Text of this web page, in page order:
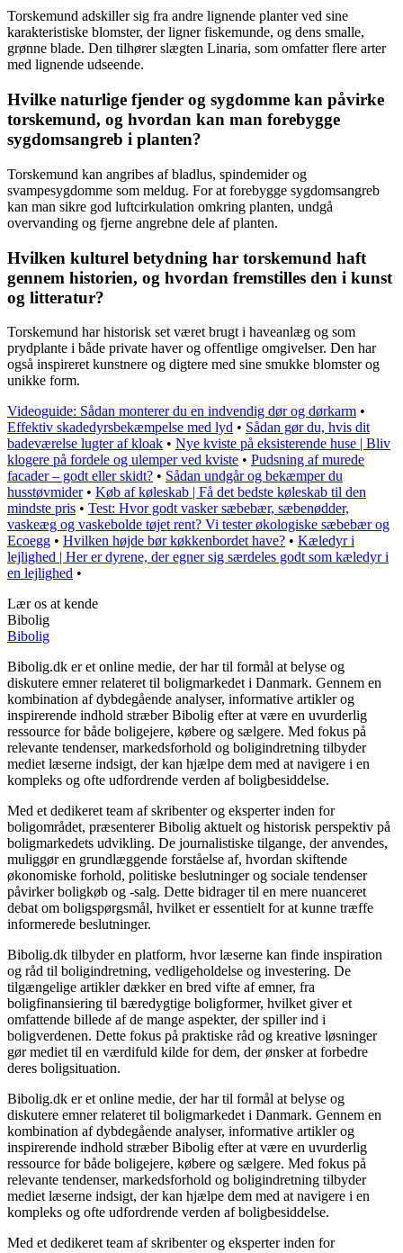
Torskemund adskiller sig fra andre lignende planter ved sine
karakteristiske blomster, der ligner fiskemunde, og dens smalle,
grønne blade. Den tilhører slægten Linaria, som omfatter flere arter
med lignende udseende.
Hvilke naturlige fjender og sygdomme kan påvirke
torskemund, og hvordan kan man forebygge
sygdomsangreb i planten?
Torskemund kan angribes af bladlus, spindemider og
svampesygdomme som meldug. For at forebygge sygdomsangreb
kan man sikre god luftcirkulation omkring planten, undgå
overvanding og fjerne angrebne dele af planten.
Hvilken kulturel betydning har torskemund haft
gennem historien, og hvordan fremstilles den i kunst
og litteratur?
Torskemund har historisk set været brugt i haveanlæg og som
prydplante i både private haver og offentlige omgivelser. Den har
også inspireret kunstnere og digtere med sine smukke blomster og
unikke form.
Videoguide: Sådan monterer du en indvendig dør og dørkarm •
Effektiv skadedyrsbekæmpelse med lyd • Sådan gør du, hvis dit
badeværelse lugter af kloak • Nye kviste på eksisterende huse | Bliv
klogere på fordele og ulemper ved kviste • Pudsning af murede
facader – godt eller skidt? • Sådan undgår og bekæmper du
husstøvmider• Køb af køleskab | Få det bedste køleskab til den
mindste pris • Test: Hvor godt vasker sæbebær, sæbenødder,
vaskeæg og vaskebolde tøjet rent? Vi tester økologiske sæbebær og
Ecoegg • Hvilken højde bør køkkenbordet have? • Kæledyr i
lejlighed | Her er dyrene, der egner sig særdeles godt som kæledyr i
en lejlighed •
Lær os at kende
Bibolig
Bibolig
Bibolig.dk er et online medie, der har til formål at belyse og
diskutere emner relateret til boligmarkedet i Danmark. Gennem en
kombination af dybdegående analyser, informative artikler og
inspirerende indhold stræber Bibolig efter at være en uvurderlig
ressource for både boligejere, købere og sælgere. Med fokus på
relevante tendenser, markedsforhold og boligindretning tilbyder
mediet læserne indsigt, der kan hjælpe dem med at navigere i en
kompleks og ofte udfordrende verden af boligbesiddelse.
Med et dedikeret team af skribenter og eksperter inden for
boligområdet, præsenterer Bibolig aktuelt og historisk perspektiv på
boligmarkedets udvikling. De journalistiske tilgange, der anvendes,
muliggør en grundlæggende forståelse af, hvordan skiftende
økonomiske forhold, politiske beslutninger og sociale tendenser
påvirker boligkøb og -salg. Dette bidrager til en mere nuanceret
debat om boligspørgsmål, hvilket er essentielt for at kunne træffe
informerede beslutninger.
Bibolig.dk tilbyder en platform, hvor læserne kan finde inspiration
og råd til boligindretning, vedligeholdelse og investering. De
tilgængelige artikler dækker en bred vifte af emner, fra
boligfinansiering til bæredygtige boligformer, hvilket giver et
omfattende billede af de mange aspekter, der spiller ind i
boligverdenen. Dette fokus på praktiske råd og kreative løsninger
gør mediet til en værdifuld kilde for dem, der ønsker at forbedre
deres boligsituation.
Bibolig.dk er et online medie, der har til formål at belyse og
diskutere emner relateret til boligmarkedet i Danmark. Gennem en
kombination af dybdegående analyser, informative artikler og
inspirerende indhold stræber Bibolig efter at være en uvurderlig
ressource for både boligejere, købere og sælgere. Med fokus på
relevante tendenser, markedsforhold og boligindretning tilbyder
mediet læserne indsigt, der kan hjælpe dem med at navigere i en
kompleks og ofte udfordrende verden af boligbesiddelse.
Med et dedikeret team af skribenter og eksperter inden for